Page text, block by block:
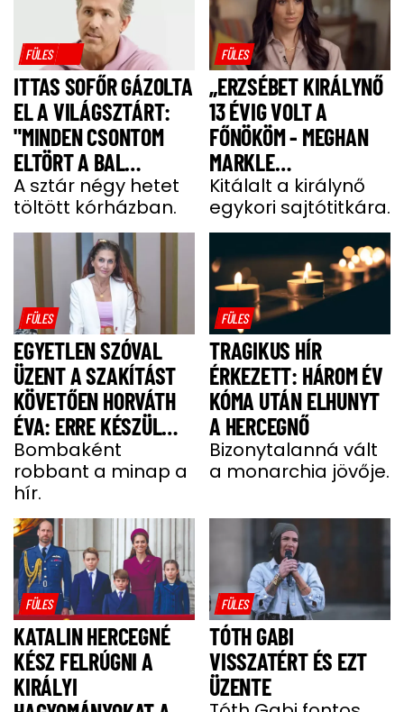
FÜLES
ITTAS SOFŐR GÁZOLTA
EL A VILÁGSZTÁRT:
"MINDEN CSONTOM
ELTÖRT A BAL
OLDALAMON"
A sztár négy hetet
töltött kórházban.
FÜLES
„ERZSÉBET KIRÁLYNŐ
13 ÉVIG VOLT A
FŐNÖKÖM - MEGHAN
MARKLE
MEGJEGYZÉSE
MEGDÖBBENTETT”
Kitálalt a királynő
egykori sajtótitkára.
FÜLES
EGYETLEN SZÓVAL
ÜZENT A SZAKÍTÁST
KÖVETŐEN HORVÁTH
ÉVA: ERRE KÉSZÜL
MOST A MODELL
Bombaként
robbant a minap a
hír.
FÜLES
TRAGIKUS HÍR
ÉRKEZETT: HÁROM ÉV
KÓMA UTÁN ELHUNYT
A HERCEGNŐ
Bizonytalanná vált
a monarchia jövője.
FÜLES
KATALIN HERCEGNÉ
KÉSZ FELRÚGNI A
KIRÁLYI
FÜLES
TÓTH GABI
VISSZATÉRT ÉS EZT
ÜZENTE